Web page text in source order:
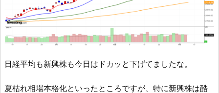
日経平均も新興株も今日はドカッと下げてましたな。
夏枯れ相場本格化といったところですが、特に新興株は酷